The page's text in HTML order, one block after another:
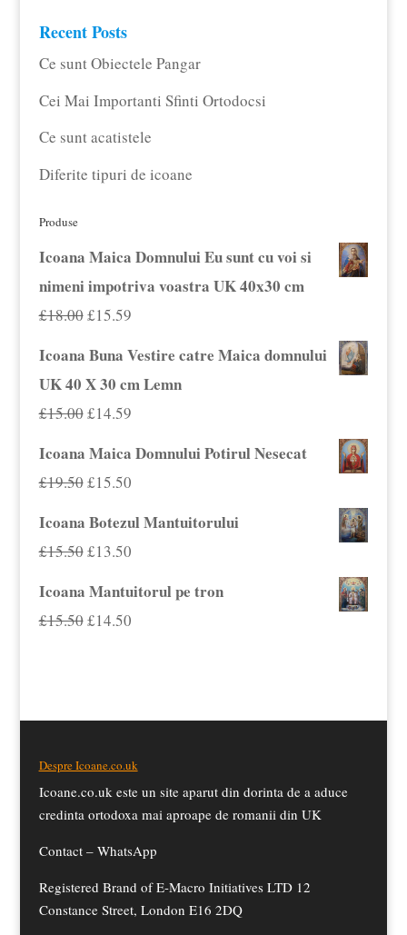
Recent Posts
Ce sunt Obiectele Pangar
Cei Mai Importanti Sfinti Ortodocsi
Ce sunt acatistele
Diferite tipuri de icoane
Produse
Icoana Maica Domnului Eu sunt cu voi si
nimeni impotriva voastra UK 40x30 cm
£18.00Prețul
£15.59Prețul
Icoana Buna Vestire catre Maica domnului
UK 40 X 30 cm Lemn
£15.00Prețul
£15.00.
£14.59Prețul
Icoana Maica Domnului Potirul Nesecat
£19.50Prețul
£19.50.
£15.50Prețul
Icoana Botezul Mantuitorului
£15.50Prețul
£13.50Prețul
Icoana Mantuitorul pe tron
£15.50Prețul
£14.50Prețul
Despre Icoane.co.uk
Icoane.co.uk este un site aparut din dorinta de a aduce
credinta ortodoxa mai aproape de romanii din UK
Contact – WhatsApp
Registered Brand of E-Macro Initiatives LTD 12
Constance Street, London E16 2DQ